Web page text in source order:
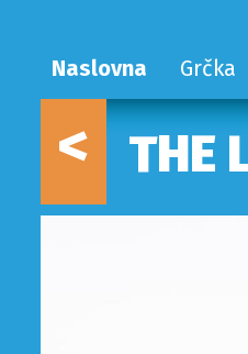
Naslovna Grčka
< THE